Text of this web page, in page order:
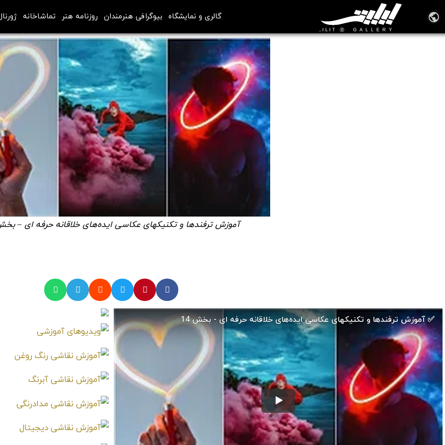
گالری و نمایشگاه بیوگرافی هنرمندان روزنامه هنر تماشاخانه
آموزش ترفندها و تکنیکهای عکاسی ایده‌های خلاقانه حرفه ای – بخش